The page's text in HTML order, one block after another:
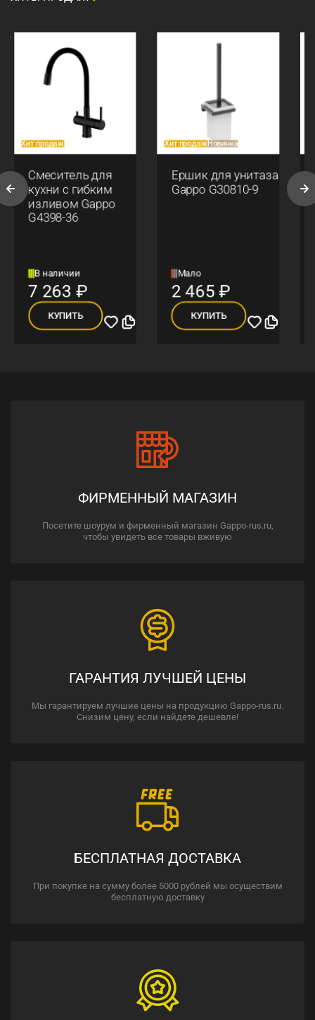
Хит продаж
Смеситель для
кухни с гибким
изливом Gappo
G4398-36
В наличии
7 263 ₽
КУПИТЬ
Хит продажНовинка
Ершик для унитаза
Gappo G30810-9
Мало
2 465₽
КУПИТЬ
ФИРМЕННЫЙ МАГАЗИН
Посетите шоурум и фирменный магазин Gappo-rus.ru,
чтобы увидеть все товары вживую
ГАРАНТИЯ ЛУЧШЕЙ ЦЕНЫ
Мы гарантируем лучшие цены на продукцию Gappo-rus.ru.
Снизим цену, если найдете дешевле!
БЕСПЛАТНАЯ ДОСТАВКА
При покупке на сумму более 5000 рублей мы осуществим
бесплатную доставку